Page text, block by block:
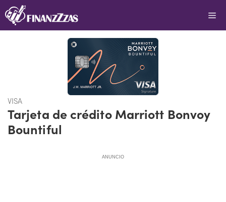
Saltar
al
VISA
Tarjeta de crédito Marriott Bonvoy
Bountiful
ANUNCIO